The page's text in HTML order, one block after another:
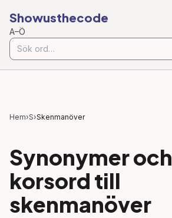
Showusthecode
A–Ö
Hem›S›Skenmanöver
Synonymer och
korsord till
skenmanöver